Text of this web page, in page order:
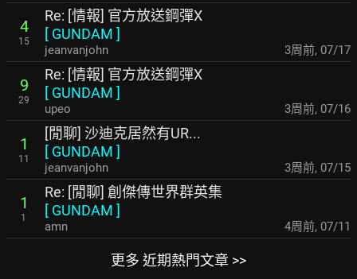
4
15
Re: [情報] 官方放送鋼彈X
[ GUNDAM ]
jeanvanjohn 3周前, 07/17
9
29
Re: [情報] 官方放送鋼彈X
[ GUNDAM ]
upeo 3周前, 07/16
1
11
[閒聊] 沙迪克居然有UR...
[ GUNDAM ]
jeanvanjohn 3周前, 07/15
1
1
Re: [閒聊] 創傑傳世界群英集
[ GUNDAM ]
amn 4周前, 07/11
更多 近期熱門文章 >>